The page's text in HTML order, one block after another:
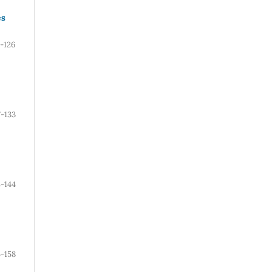
126
133
144
158